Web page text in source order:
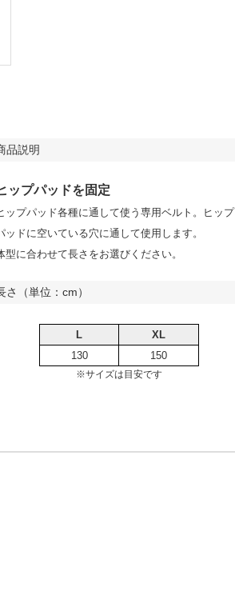
品説明
ップパッドを固定
ップパッド各種に通して使う専用ベルト。ヒップ
ッドに空いている穴に通して使用します。
型に合わせて長さをお選びください。
さ（単位：cm）
L
XL
130
150
※サイズは目安です